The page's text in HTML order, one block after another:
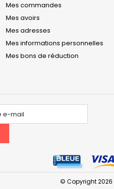
© Copyright 2026
Mes commandes
Mes avoirs
Mes adresses
Mes informations personnelles
Mes bons de réduction